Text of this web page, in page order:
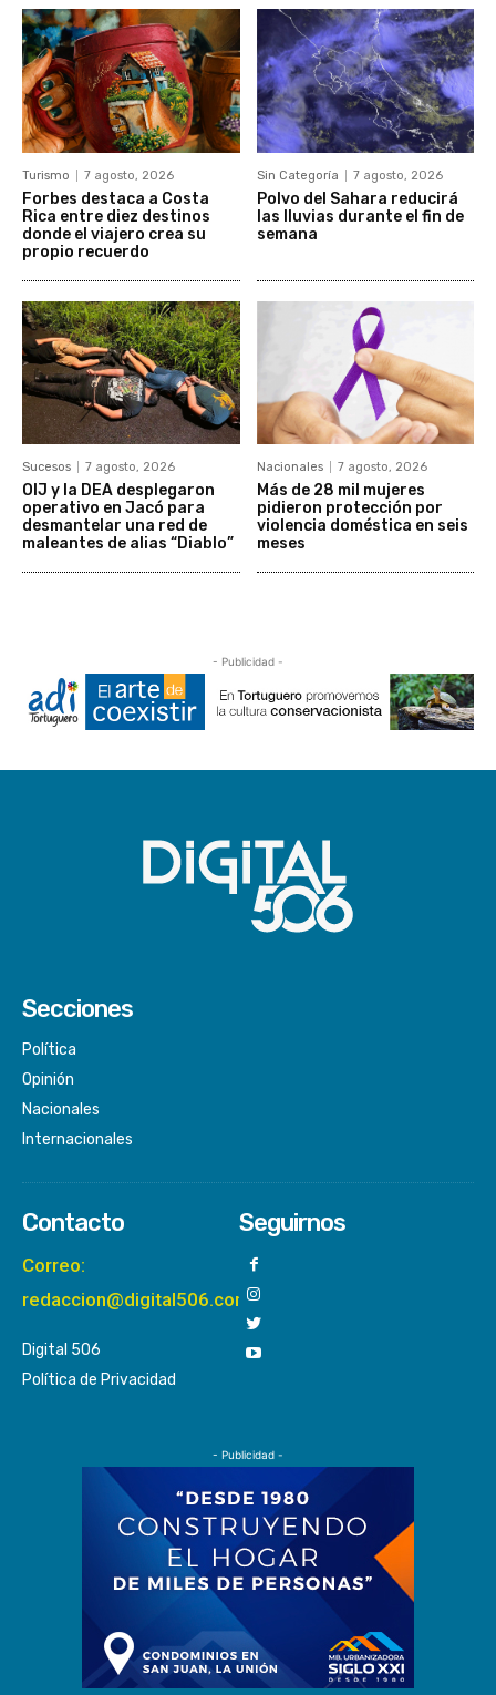
Turismo 7 agosto, 2026
Forbes destaca a Costa
Rica entre diez destinos
donde el viajero crea su
propio recuerdo
Sin Categoría 7 agosto, 2026
Polvo del Sahara reducirá
las lluvias durante el fin de
semana
Sucesos 7 agosto, 2026
OIJ y la DEA desplegaron
operativo en Jacó para
desmantelar una red de
maleantes de alias “Diablo”
Nacionales 7 agosto, 2026
Más de 28 mil mujeres
pidieron protección por
violencia doméstica en seis
meses
- Publicidad -
Secciones
Política
Opinión
Nacionales
Internacionales
Contacto
Correo:
redaccion@digital506.com
Digital 506
Política de Privacidad
Seguirnos
- Publicidad -